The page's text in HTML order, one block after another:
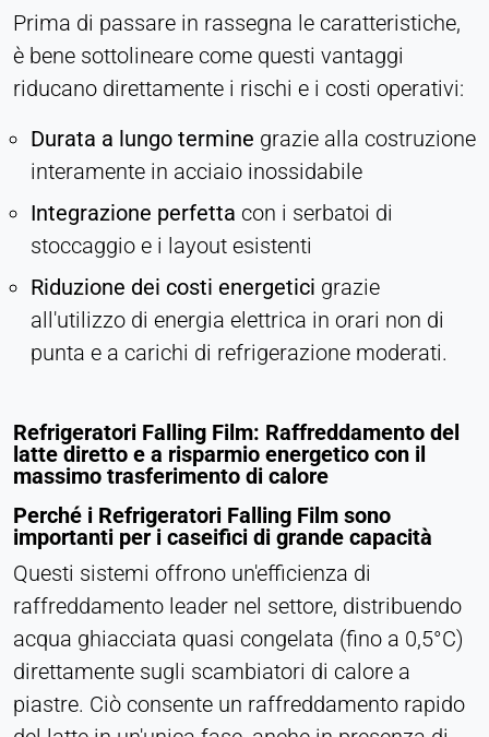
Prima di passare in rassegna le caratteristiche,
è bene sottolineare come questi vantaggi
riducano direttamente i rischi e i costi operativi:
Durata a lungo termine grazie alla costruzione
interamente in acciaio inossidabile
Integrazione perfetta con i serbatoi di
stoccaggio e i layout esistenti
Riduzione dei costi energetici grazie
all'utilizzo di energia elettrica in orari non di
punta e a carichi di refrigerazione moderati.
Refrigeratori Falling Film: Raffreddamento del
latte diretto e a risparmio energetico con il
massimo trasferimento di calore
Perché i Refrigeratori Falling Film sono
importanti per i caseifici di grande capacità
Questi sistemi offrono un'efficienza di
raffreddamento leader nel settore, distribuendo
acqua ghiacciata quasi congelata (fino a 0,5°C)
direttamente sugli scambiatori di calore a
piastre. Ciò consente un raffreddamento rapido